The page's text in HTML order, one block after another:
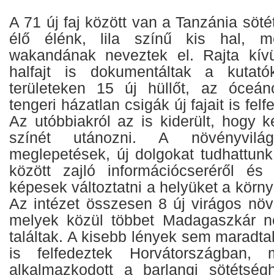
A 71 új faj között van a Tanzánia
élő élénk, lila színű kis hal,
wakandának neveztek el. Rajta
halfajt is dokumentáltak a
területeken 15 új hüllőt, az
tengeri házatlan csigák új fajait is
Az utóbbiakról az is kiderült, hogy
színét utánozni. A
meglepetések, új dolgokat
között zajló információcseréről
képesek változtatni a helyüket a
Az intézet összesen 8 új virágos
melyek közül többet Madagaszkár
találtak. A kisebb lények sem
is felfedeztek Horvátországban,
alkalmazkodott a barlangi